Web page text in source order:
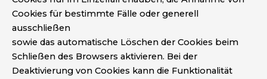
Cookies für bestimmte Fälle oder generell
ausschließen
sowie das automatische Löschen der Cookies beim
Schließen des Browsers aktivieren. Bei der
Deaktivierung von Cookies kann die Funktionalität